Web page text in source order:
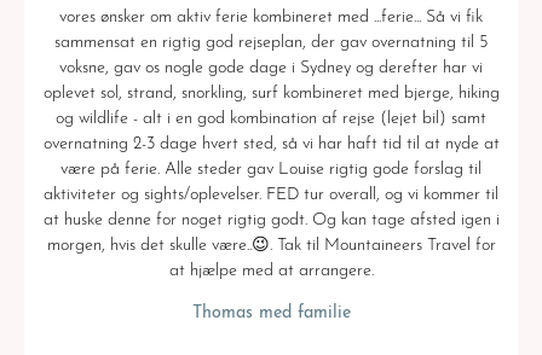
vores ønsker om aktiv ferie kombineret med ...ferie... Så vi fik
sammensat en rigtig god rejseplan, der gav overnatning til 5
voksne, gav os nogle gode dage i Sydney og derefter har vi
oplevet sol, strand, snorkling, surf kombineret med bjerge, hiking
og wildlife - alt i en god kombination af rejse (lejet bil) samt
overnatning 2-3 dage hvert sted, så vi har haft tid til at nyde at
være på ferie. Alle steder gav Louise rigtig gode forslag til
aktiviteter og sights/oplevelser. FED tur overall, og vi kommer til
at huske denne for noget rigtig godt. Og kan tage afsted igen i
morgen, hvis det skulle være..😉. Tak til Mountaineers Travel for
at hjælpe med at arrangere.
Thomas med familie